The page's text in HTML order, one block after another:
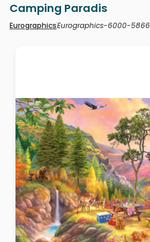
Camping Paradis
EurographicsEurographics-6000-5866